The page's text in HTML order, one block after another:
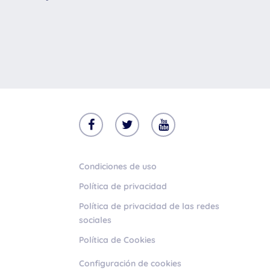
Condiciones de uso
Política de privacidad
Política de privacidad de las redes
sociales
Política de Cookies
Configuración de cookies